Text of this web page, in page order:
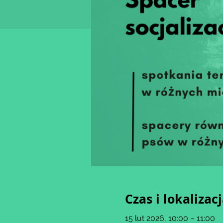
Czas i
15 lut 2026, 10:00 – 11:00